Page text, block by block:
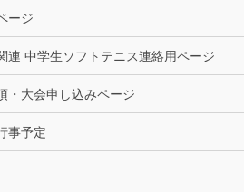
ージ
連 中学生ソフトテニス連絡用ページ
・大会申し込みページ
事予定